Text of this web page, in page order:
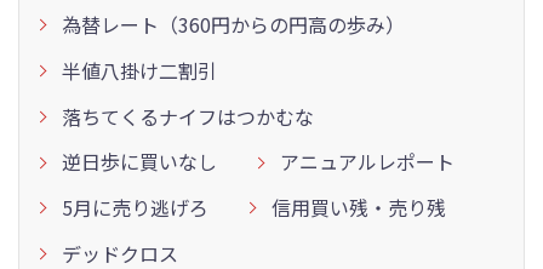
為替レート（360円からの円高の歩み）
半値八掛け二割引
落ちてくるナイフはつかむな
逆日歩に買いなし
アニュアルレポート
5月に売り逃げろ
信用買い残・売り残
デッドクロス